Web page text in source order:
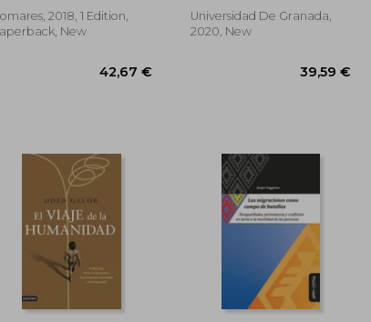
2018, 1 Edition,
New
(in Spanish)
Universidad De Granada,
2020, New